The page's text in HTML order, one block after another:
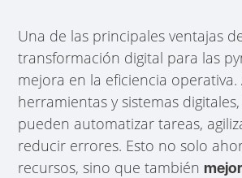
Una de las principales ventajas
transformación digital para las
mejora en la eficiencia operativa.
herramientas y sistemas
pueden automatizar tareas,
reducir errores. Esto no solo
recursos, sino que también